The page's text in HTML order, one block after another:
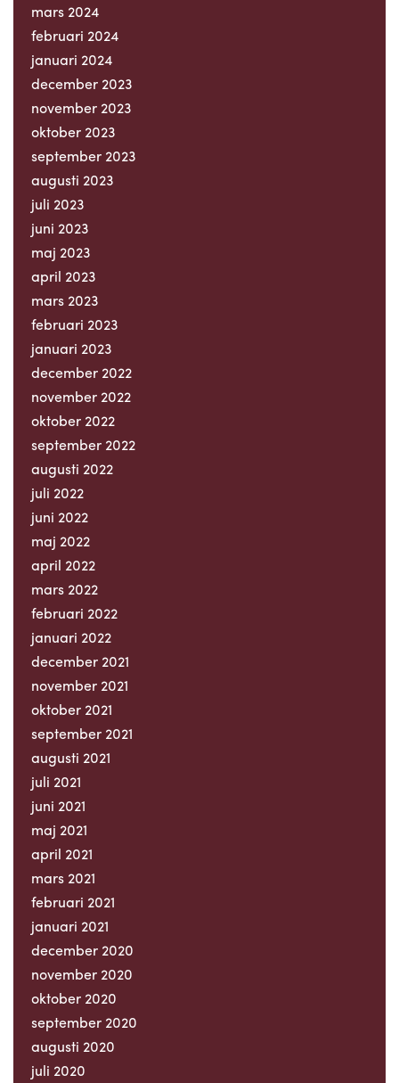
mars 2024
februari 2024
januari 2024
december 2023
november 2023
oktober 2023
september 2023
augusti 2023
juli 2023
juni 2023
maj 2023
april 2023
mars 2023
februari 2023
januari 2023
december 2022
november 2022
oktober 2022
september 2022
augusti 2022
juli 2022
juni 2022
maj 2022
april 2022
mars 2022
februari 2022
januari 2022
december 2021
november 2021
oktober 2021
september 2021
augusti 2021
juli 2021
juni 2021
maj 2021
april 2021
mars 2021
februari 2021
januari 2021
december 2020
november 2020
oktober 2020
september 2020
augusti 2020
juli 2020